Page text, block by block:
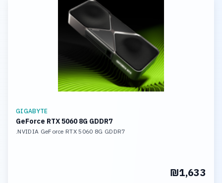
GIGABYTE
GeForce RTX 5060 8G GDDR7
NVIDIA GeForce RTX 5060 8G GDDR7.
₪1,633